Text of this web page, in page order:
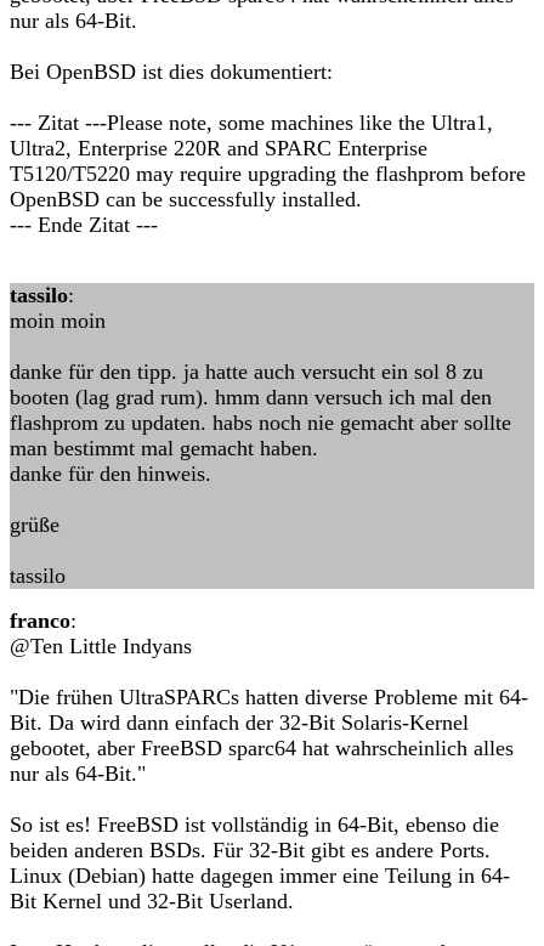
nur als 64-Bit.
Bei OpenBSD ist dies dokumentiert:
--- Zitat ---Please note, some machines like the Ultra1,
Ultra2, Enterprise 220R and SPARC Enterprise
T5120/T5220 may require upgrading the flashprom before
OpenBSD can be successfully installed.
--- Ende Zitat ---
tassilo:
moin moin
danke für den tipp. ja hatte auch versucht ein sol 8 zu
booten (lag grad rum). hmm dann versuch ich mal den
flashprom zu updaten. habs noch nie gemacht aber sollte
man bestimmt mal gemacht haben.
danke für den hinweis.
grüße
tassilo
franco:
@Ten Little Indyans
"Die frühen UltraSPARCs hatten diverse Probleme mit 64-
Bit. Da wird dann einfach der 32-Bit Solaris-Kernel
gebootet, aber FreeBSD sparc64 hat wahrscheinlich alles
nur als 64-Bit."
So ist es! FreeBSD ist vollständig in 64-Bit, ebenso die
beiden anderen BSDs. Für 32-Bit gibt es andere Ports.
Linux (Debian) hatte dagegen immer eine Teilung in 64-
Bit Kernel und 32-Bit Userland.